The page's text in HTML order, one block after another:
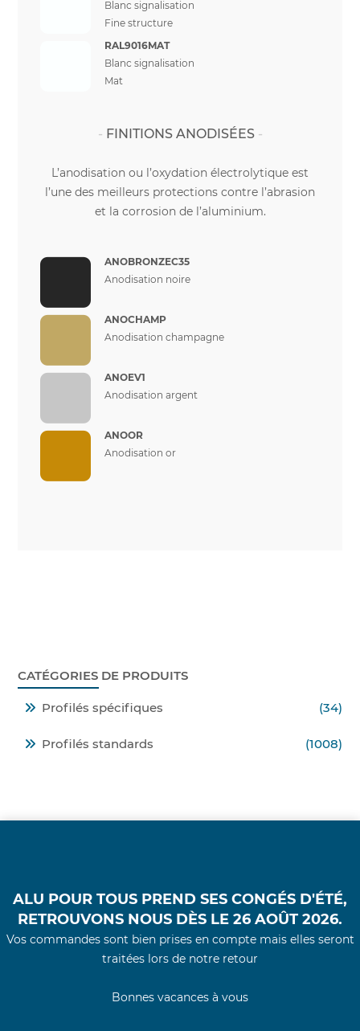
Blanc signalisation
Fine structure
RAL9016MAT
Blanc signalisation
Mat
FINITIONS ANODISÉES
L’anodisation ou l’oxydation électrolytique est
l’une des meilleurs protections contre l’abrasion
et la corrosion de l’aluminium.
ANOBRONZEC35
Anodisation noire
ANOCHAMP
Anodisation champagne
ANOEV1
Anodisation argent
ANOOR
Anodisation or
CATÉGORIES DE PRODUITS
Profilés spécifiques (34)
Profilés standards (1008)
© 2021 - Alu Pour Tous - Conditions Générales
ALU POUR TOUS PREND SES CONGÉS D'ÉTÉ,
RETROUVONS NOUS DÈS LE 26 AOÛT 2026.
Vos commandes sont bien prises en compte mais elles seront
traitées lors de notre retour
Bonnes vacances à vous